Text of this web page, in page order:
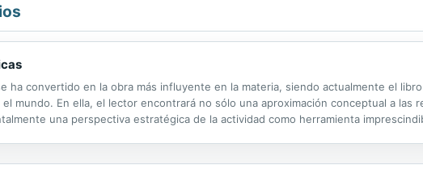
ha convertido en la obra más influyente en la materia, siendo actualmente el
mundo. En ella, el lector encontrará no sólo una aproximación conceptual a las
una perspectiva estratégica de la actividad como herramienta